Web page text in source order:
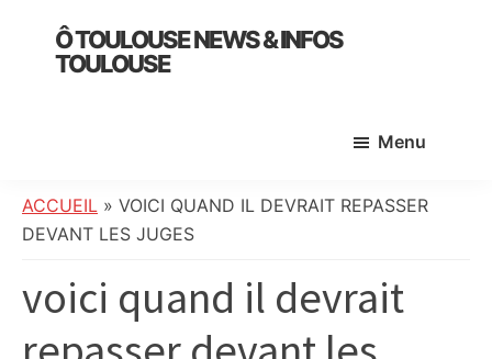
primary
Ô TOULOUSE NEWS & INFOS
TOULOUSE
:
info
société,
culture,
politique,
Menu
ACCUEIL » VOICI QUAND IL DEVRAIT REPASSER
DEVANT LES JUGES
voici quand il devrait